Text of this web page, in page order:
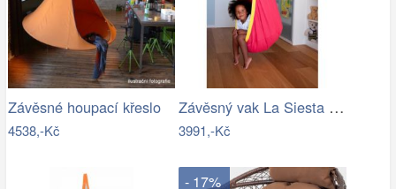
Závěsné houpací křeslo
4538,-Kč
Závěsný vak La Siesta JOKI - IN
3991,-Kč
- 17%